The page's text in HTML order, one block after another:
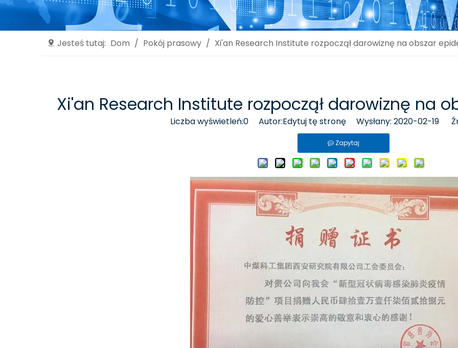
Jesteś tutaj: Dom / Pokój prasowy / Xi'an Research Institute rozpoczął darowiznę na obszar
Xi'an Research Institute rozpoczął darowiznę na
Liczba wyświetleń:0Autor:Edytuj tę stronę Wysłany: 2020-02-19
Zapytaj